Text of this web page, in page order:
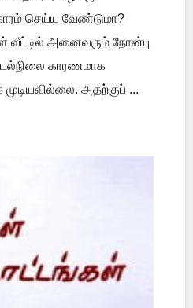
செய்ய வேண்டுமா?
வீட்டில் அனைவரும் நோன்பு
காரணமாக
அதற்குப் ...